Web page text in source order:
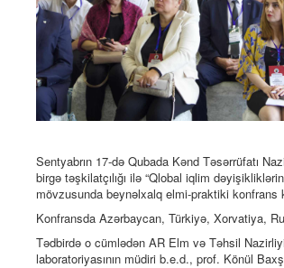
Sentyabrın 17-də Qubada Kənd Təsərrüfatı
birgə təşkilatçılığı ilə “Qlobal iqlim
mövzusunda beynəlxalq elmi-praktiki konfrans
Konfransda Azərbaycan, Türkiyə, Xorvatiya,
Tədbirdə o cümlədən AR Elm və Təhsil
laboratoriyasının müdiri b.e.d., prof. Könül